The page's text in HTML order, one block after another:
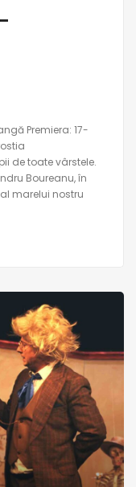
Premiera: 17-
de toate vârstele.
Boureanu, în
marelui nostru